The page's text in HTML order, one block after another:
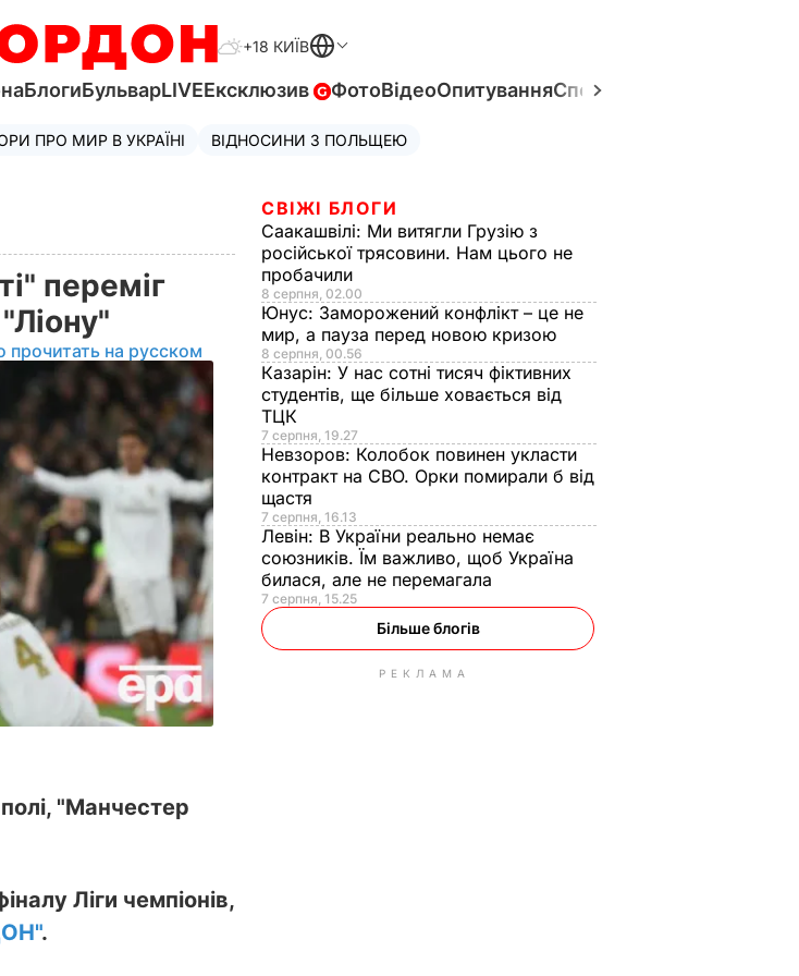
+18 КИЇВ
БлогиБульварLIVEЕксклюзив ФотоВідеоОпитуванняСпецпроєкти
ПРО МИР В УКРАЇНІ ВІДНОСИНИ З ПОЛЬЩЕЮ
переміг
на русском
"Манчестер
Ліги чемпіонів,
.
СВІЖІ БЛОГИ
Саакашвілі: Ми витягли Грузію з
російської трясовини. Нам цього не
пробачили
8 серпня, 02.00
Юнус: Заморожений конфлікт – це не
мир, а пауза перед новою кризою
8 серпня, 00.56
Казарін: У нас сотні тисяч фіктивних
студентів, ще більше ховається від
ТЦК
7 серпня, 19.27
Невзоров: Колобок повинен укласти
контракт на СВО. Орки помирали б від
щастя
7 серпня, 16.13
Левін: В України реально немає
союзників. Їм важливо, щоб Україна
билася, але не перемагала
7 серпня, 15.25
Більше блогів
РЕКЛАМА